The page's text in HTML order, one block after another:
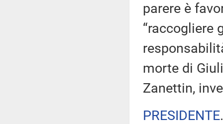
parere è
“raccogliere
morte di
Zanettin,
PRESIDENTE